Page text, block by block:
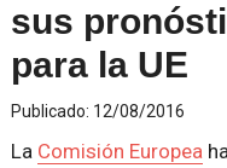
sus
para la UE
Publicado: 12/08/2016
La Comisión Europea